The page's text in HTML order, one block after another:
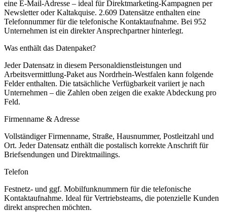
eine E-Mail-Adresse – ideal für Direktmarketing-Kampagnen per
Newsletter oder Kaltakquise. 2.609 Datensätze enthalten eine
Telefonnummer für die telefonische Kontaktaufnahme. Bei 952
Unternehmen ist ein direkter Ansprechpartner hinterlegt.
Was enthält das Datenpaket?
Jeder Datensatz in diesem Personaldienstleistungen und
Arbeitsvermittlung-Paket aus Nordrhein-Westfalen kann folgende
Felder enthalten. Die tatsächliche Verfügbarkeit variiert je nach
Unternehmen – die Zahlen oben zeigen die exakte Abdeckung pro
Feld.
Firmenname & Adresse
Vollständiger Firmenname, Straße, Hausnummer, Postleitzahl und
Ort. Jeder Datensatz enthält die postalisch korrekte Anschrift für
Briefsendungen und Direktmailings.
Telefon
Festnetz- und ggf. Mobilfunknummern für die telefonische
Kontaktaufnahme. Ideal für Vertriebsteams, die potenzielle Kunden
direkt ansprechen möchten.